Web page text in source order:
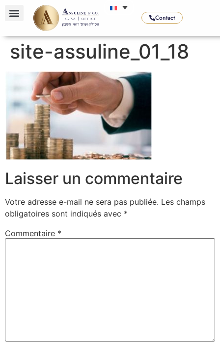
Contact
site-assuline_01_18
Laisser un commentaire
Votre adresse e-mail ne sera pas publiée. Les champs
obligatoires sont indiqués avec *
Commentaire *